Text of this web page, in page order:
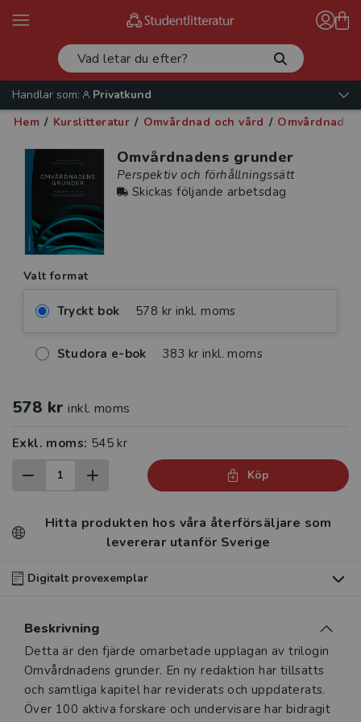
Handlar som:
Privatkund
Hem / Kurslitteratur / Omvårdnad och vård / Omvårdnad
Omvårdnadens grunder
Perspektiv och förhållningssätt
Skickas följande arbetsdag
Valt format
Tryckt bok 578 kr inkl. moms
Studora e-bok 383 kr inkl. moms
578 kr inkl. moms
Exkl. moms: 545 kr
Köp
Hitta produkten hos våra återförsäljare som
levererar utanför Sverige
Digitalt provexemplar
digitalt provexemplar av den här produkten
Våra digitala provexemplar tillhandahålls via Studora.se
och ger dig tillgång till boken under 180 dagar. Observera
att erbjudandet endast gäller relevanta produkter för din
Beskrivning
Beskrivning
Detta är den fjärde omarbetade upplagan av trilogin
Omvårdnadens grunder. En ny redaktion har tillsatts
och samtliga kapitel har reviderats och uppdaterats.
Över 100 aktiva forskare och undervisare har bidragit